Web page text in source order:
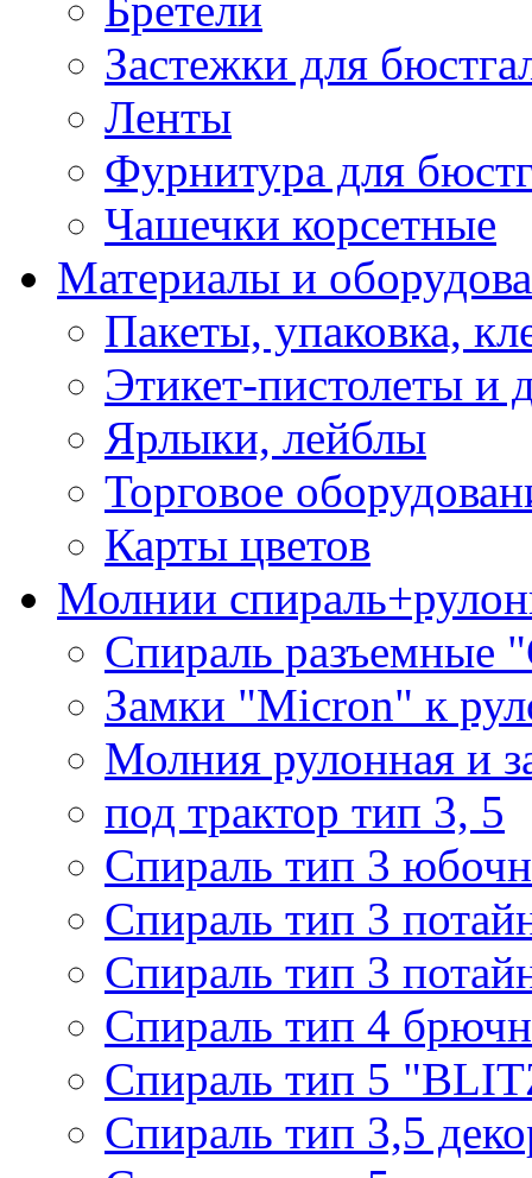
Застежки для
Ленты
Фурнитура для
Чашечки корсетные
Материалы и
Пакеты, упаковка,
Этикет-пистолеты и
Ярлыки, лейблы
Торговое
Карты цветов
Молнии
Спираль разъемные
Замки "Micron" к
Молния рулонная и
под трактор тип 3, 5
Спираль тип 3
Спираль тип 3
Спираль тип 3
Спираль тип 4
Спираль тип 5
Спираль тип 3,5